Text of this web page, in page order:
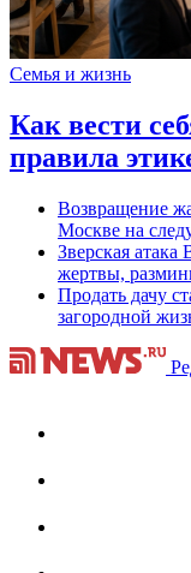
Семья и жизнь
Как вести
правила
Возвращение
Москве на
Зверская
жертвы,
Продать дачу
загородной